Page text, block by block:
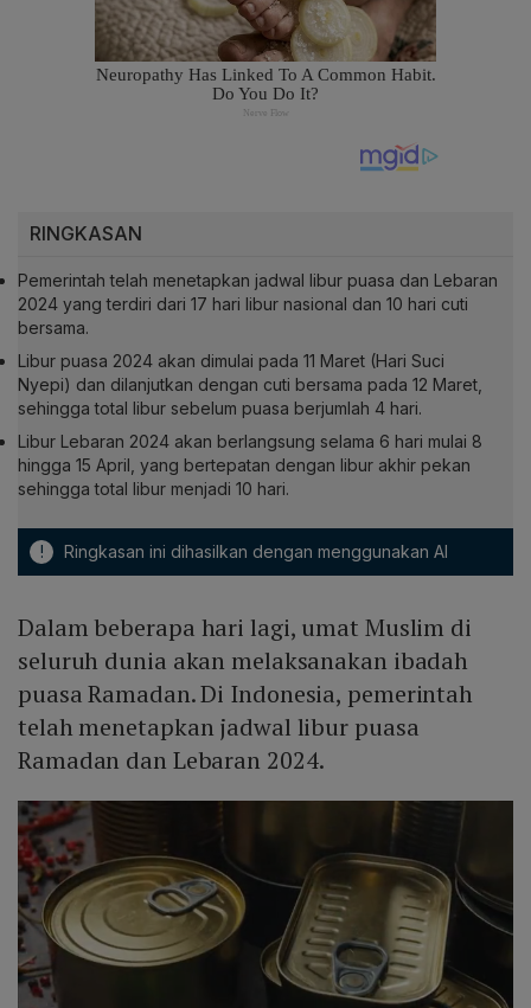
RINGKASAN
Pemerintah telah menetapkan jadwal libur puasa dan Lebaran
2024 yang terdiri dari 17 hari libur nasional dan 10 hari cuti
bersama.
Libur puasa 2024 akan dimulai pada 11 Maret (Hari Suci
Nyepi) dan dilanjutkan dengan cuti bersama pada 12 Maret,
sehingga total libur sebelum puasa berjumlah 4 hari.
Libur Lebaran 2024 akan berlangsung selama 6 hari mulai 8
hingga 15 April, yang bertepatan dengan libur akhir pekan
sehingga total libur menjadi 10 hari.
! Ringkasan ini dihasilkan dengan menggunakan AI
Dalam beberapa hari lagi, umat Muslim di
seluruh dunia akan melaksanakan ibadah
puasa Ramadan. Di Indonesia, pemerintah
telah menetapkan jadwal libur puasa
Ramadan dan Lebaran 2024.